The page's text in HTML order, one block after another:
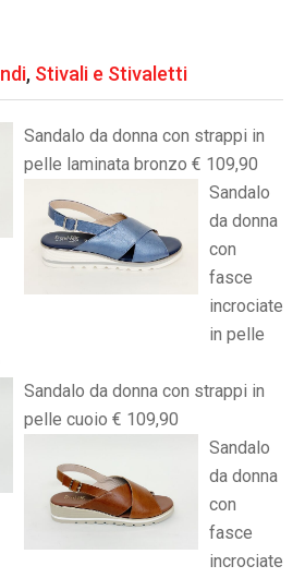
, Stivali e Stivaletti
Sandalo da donna con strappi in
pelle laminata bronzo € 109,90
Sandalo
da donna
con
fasce
incrociate
in pelle
Sandalo da donna con strappi in
pelle cuoio € 109,90
Sandalo
da donna
con
fasce
incrociate